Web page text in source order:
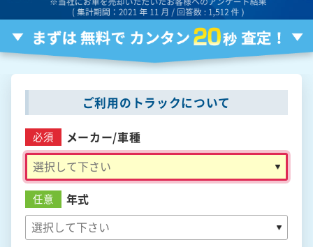
ご利用のトラックについて
必須 メーカー/車種
任意 年式